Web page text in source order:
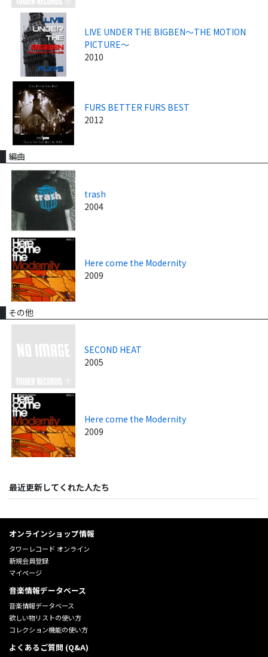
LIVE UNDER THE BIGBEN～THE MOTION
PICTURE～
2010
FURS BETTER FURS BEST
2012
編曲
trash
2004
Here come the Modernity
2009
その他
SECOND HEAT
2005
Here come the Modernity
2009
最近更新してくれた人たち
オンラインショップ情報
タワーレコード オンライン
新規会員登録
マイページ
音楽情報データベース
音楽情報データベース
欲しい物リストの使い方
コレクション機能の使い方
よくあるご質問 (Q&A)